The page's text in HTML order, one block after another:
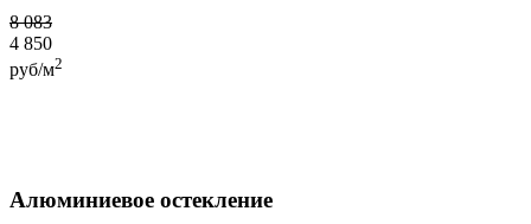
8 083
4 850
руб/м2
Алюминиевое остекление